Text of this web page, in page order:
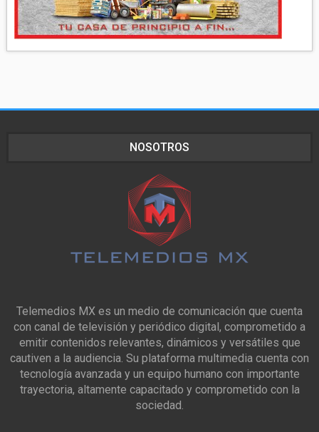
NOSOTROS
Telemedios MX es un medio de comunicación que cuenta
con canal de televisión y periódico digital, comprometido a
emitir contenidos relevantes, dinámicos y versátiles que
cautiven a la audiencia. Su plataforma multimedia cuenta con
tecnología avanzada y un equipo humano con importante
trayectoria, altamente capacitado y comprometido con la
sociedad.